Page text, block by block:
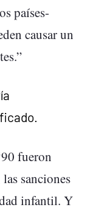
países-
causar un
fueron
sanciones
infantil. Y